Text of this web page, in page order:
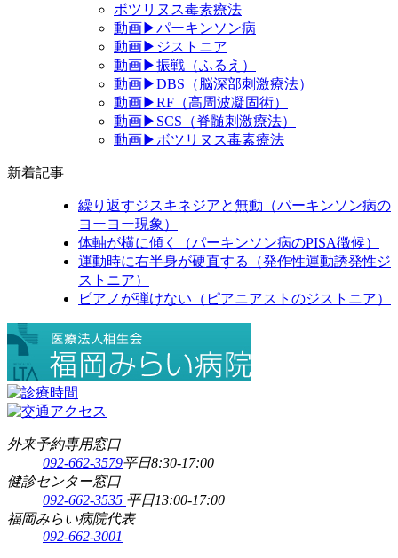
ボツリヌス毒素療法
動画▶パーキンソン病
動画▶ジストニア
動画▶振戦（ふるえ）
動画▶DBS（脳深部刺激療法）
動画▶RF（高周波凝固術）
動画▶SCS（脊髄刺激療法）
動画▶ボツリヌス毒素療法
新着記事
繰り返すジスキネジアと無動（パーキンソン病の
ヨーヨー現象）
体軸が横に傾く（パーキンソン病のPISA徴候）
運動時に右半身が硬直する（発作性運動誘発性ジ
ストニア）
ピアノが弾けない（ピアニアストのジストニア）
外来予約専用窓口
092-662-3579平日8:30-17:00
健診センター窓口
092-662-3535 平日13:00-17:00
福岡みらい病院代表
092-662-3001